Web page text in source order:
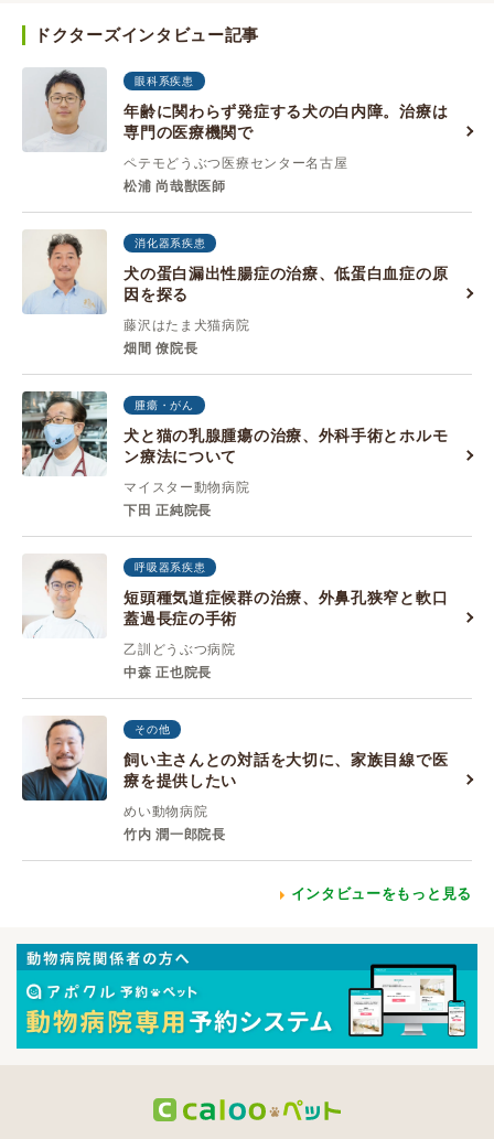
ドクターズインタビュー記事
眼科系疾患
年齢に関わらず発症する犬の白内障。治療は
専門の医療機関で
ペテモどうぶつ医療センター名古屋
松浦 尚哉獣医師
消化器系疾患
犬の蛋白漏出性腸症の治療、低蛋白血症の原
因を探る
藤沢はたま犬猫病院
畑間 僚院長
腫瘍・がん
犬と猫の乳腺腫瘍の治療、外科手術とホルモ
ン療法について
マイスター動物病院
下田 正純院長
呼吸器系疾患
短頭種気道症候群の治療、外鼻孔狭窄と軟口
蓋過長症の手術
乙訓どうぶつ病院
中森 正也院長
その他
飼い主さんとの対話を大切に、家族目線で医
療を提供したい
めい動物病院
竹内 潤一郎院長
インタビューをもっと見る